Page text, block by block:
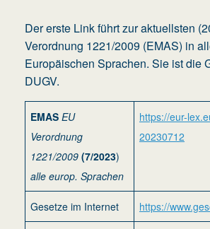
Der erste Link führt zur aktuellsten
Verordnung 1221/2009 (EMAS) in
Europäischen Sprachen. Sie ist die
DUGV.
EMAS EU
Verordnung
1221/2009 (7/2023)
alle europ. Sprachen
https://eur-
20230712
Gesetze im Internet https://